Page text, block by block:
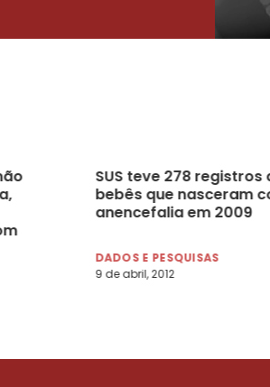
SUS teve 278 registros
bebês que nasceram
anencefalia em 2009
DADOS E PESQUISAS
9 de abril, 2012